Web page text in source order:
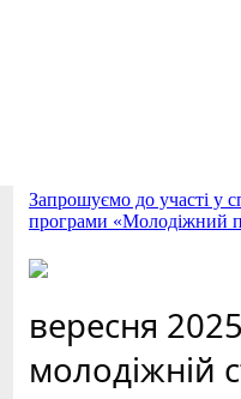
Запрошуємо до участі у
програми «Молодіжний
вересня
молодіжній